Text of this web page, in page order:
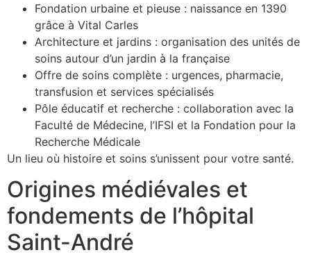
Fondation urbaine et pieuse : naissance en 1390
grâce à Vital Carles
Architecture et jardins : organisation des unités de
soins autour d’un jardin à la française
Offre de soins complète : urgences, pharmacie,
transfusion et services spécialisés
Pôle éducatif et recherche : collaboration avec la
Faculté de Médecine, l’IFSI et la Fondation pour la
Recherche Médicale
Un lieu où histoire et soins s’unissent pour votre santé.
Origines médiévales et
fondements de l’hôpital
Saint-André